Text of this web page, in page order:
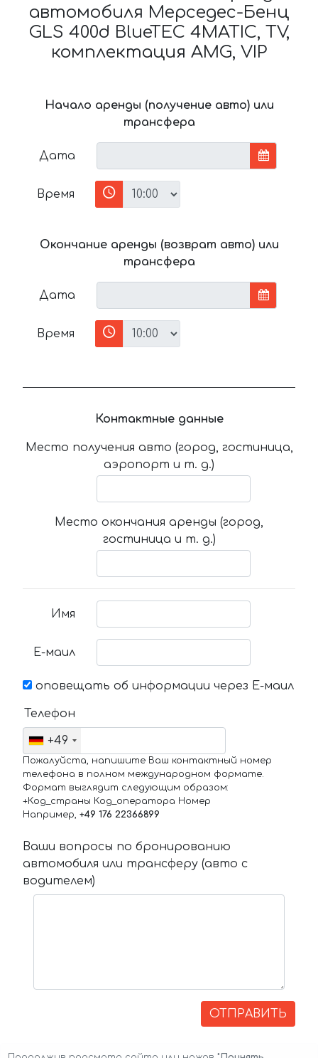
автомобиля Мерседес-Бенц
GLS 400d BlueTEC 4MATIC, TV,
комплектация AMG, VIP
Начало аренды (получение авто) или
трансфера
Дата
Время
Окончание аренды (возврат авто) или
трансфера
Дата
Время
Контактные данные
Место получения авто (город, гостиница,
аэропорт и т. д.)
Место окончания аренды (город,
гостиница и т. д.)
Имя
Е-маил
оповещать об информации через Е-маил
Телефон
+49
Пожалуйста, напишите Ваш контактный номер
телефона в полном международном формате.
Формат выглядит следующим образом:
+Код_страны Код_оператора Номер
Например, +49 176 22366899
Ваши вопросы по бронированию
автомобиля или трансферу (авто с
водителем)
ОТПРАВИТЬ